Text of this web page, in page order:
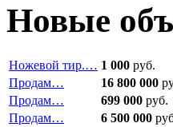
Новые
Ножевой тир.… 1 000 руб.
Продам…
16 800 000
Продам…
699 000 руб.
Продам…
6 500 000